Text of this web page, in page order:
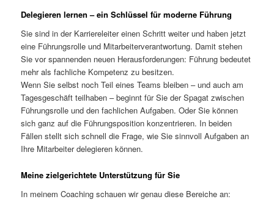
Delegieren lernen – ein Schlüssel für moderne Führung
Sie sind in der Karriereleiter einen Schritt weiter und haben jetzt
eine Führungsrolle und Mitarbeiterverantwortung. Damit stehen
Sie vor spannenden neuen Herausforderungen: Führung bedeutet
mehr als fachliche Kompetenz zu besitzen.
Wenn Sie selbst noch Teil eines Teams bleiben – und auch am
Tagesgeschäft teilhaben – beginnt für Sie der Spagat zwischen
Führungsrolle und den fachlichen Aufgaben. Oder Sie können
sich ganz auf die Führungsposition konzentrieren. In beiden
Fällen stellt sich schnell die Frage, wie Sie sinnvoll Aufgaben an
Ihre Mitarbeiter delegieren können.
Meine zielgerichtete Unterstützung für Sie
In meinem Coaching schauen wir genau diese Bereiche an: